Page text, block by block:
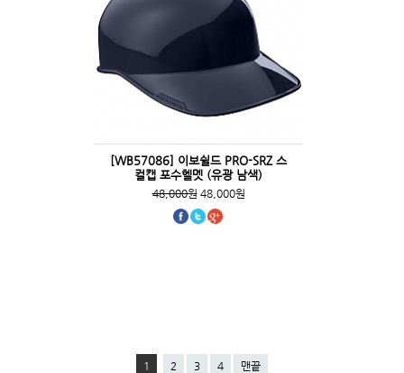
[WB57086] 이보쉴드 PRO-SRZ 스
컬캡 포수헬멧 (유광 남색)
48,000원48,000원
1 2 3 4 맨끝